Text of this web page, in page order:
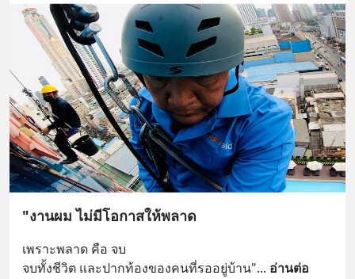
"งานผม ไม่มีโอกาสให้พลาด
เพราะพลาด คือ จบ
จบทั้งชีวิต และปากท้องของคนที่รออยู่บ้าน"... อ่านต่อ